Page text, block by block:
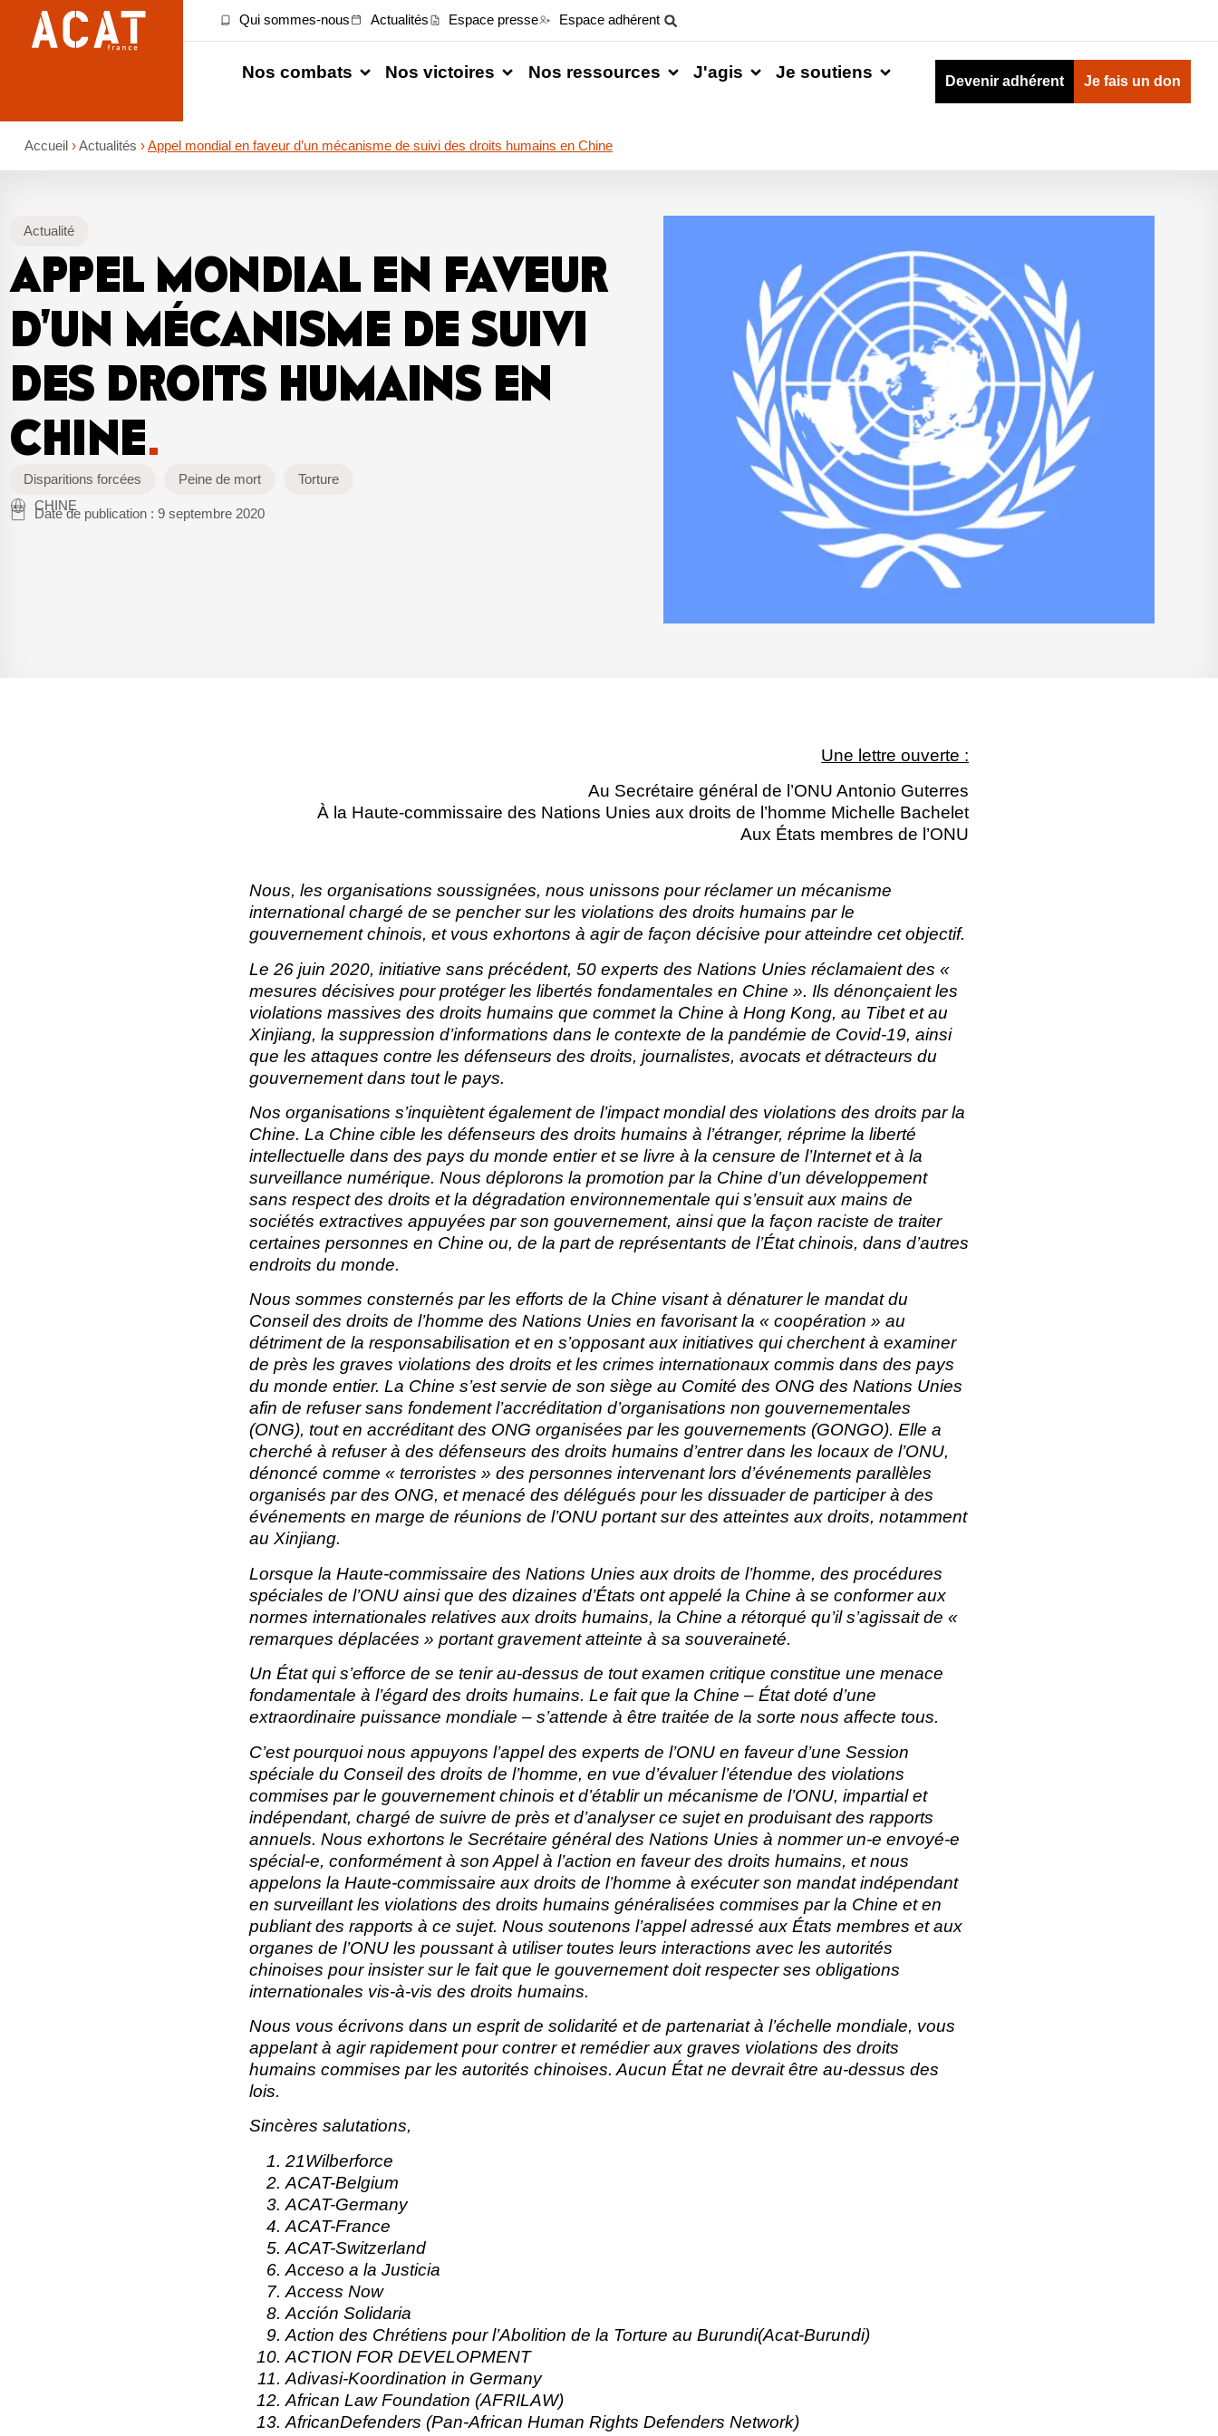
Qui sommes-nous Actualités Espace presse Espace adhérent
Nos combats Nos victoires Nos ressources J'agis Je soutiens Devenir adhérent Je fais un don
Accueil ›Actualités ›Appel mondial en faveur d’un mécanisme de suivi des droits humains en Chine
Actualité
APPEL MONDIAL EN FAVEUR
D’UN MÉCANISME DE SUIVI
DES DROITS HUMAINS EN
CHINE.
Disparitions forcées Peine de mort
Torture
CHINE
Date de publication : 9 septembre 2020
Une lettre ouverte :
Au Secrétaire général de l’ONU Antonio Guterres
À la Haute-commissaire des Nations Unies aux droits de l’homme Michelle Bachelet
Aux États membres de l’ONU
Nous, les organisations soussignées, nous unissons pour réclamer un mécanisme
international chargé de se pencher sur les violations des droits humains par le
gouvernement chinois, et vous exhortons à agir de façon décisive pour atteindre cet objectif.
Le 26 juin 2020, initiative sans précédent, 50 experts des Nations Unies réclamaient des «
mesures décisives pour protéger les libertés fondamentales en Chine ». Ils dénonçaient les
violations massives des droits humains que commet la Chine à Hong Kong, au Tibet et au
Xinjiang, la suppression d’informations dans le contexte de la pandémie de Covid-19, ainsi
que les attaques contre les défenseurs des droits, journalistes, avocats et détracteurs du
gouvernement dans tout le pays.
Nos organisations s’inquiètent également de l’impact mondial des violations des droits par la
Chine. La Chine cible les défenseurs des droits humains à l’étranger, réprime la liberté
intellectuelle dans des pays du monde entier et se livre à la censure de l’Internet et à la
surveillance numérique. Nous déplorons la promotion par la Chine d’un développement
sans respect des droits et la dégradation environnementale qui s’ensuit aux mains de
sociétés extractives appuyées par son gouvernement, ainsi que la façon raciste de traiter
certaines personnes en Chine ou, de la part de représentants de l’État chinois, dans d’autres
endroits du monde.
Nous sommes consternés par les efforts de la Chine visant à dénaturer le mandat du
Conseil des droits de l’homme des Nations Unies en favorisant la « coopération » au
détriment de la responsabilisation et en s’opposant aux initiatives qui cherchent à examiner
de près les graves violations des droits et les crimes internationaux commis dans des pays
du monde entier. La Chine s’est servie de son siège au Comité des ONG des Nations Unies
afin de refuser sans fondement l’accréditation d’organisations non gouvernementales
(ONG), tout en accréditant des ONG organisées par les gouvernements (GONGO). Elle a
cherché à refuser à des défenseurs des droits humains d’entrer dans les locaux de l’ONU,
dénoncé comme « terroristes » des personnes intervenant lors d’événements parallèles
organisés par des ONG, et menacé des délégués pour les dissuader de participer à des
événements en marge de réunions de l’ONU portant sur des atteintes aux droits, notamment
au Xinjiang.
Lorsque la Haute-commissaire des Nations Unies aux droits de l’homme, des procédures
spéciales de l’ONU ainsi que des dizaines d’États ont appelé la Chine à se conformer aux
normes internationales relatives aux droits humains, la Chine a rétorqué qu’il s’agissait de «
remarques déplacées » portant gravement atteinte à sa souveraineté.
Un État qui s’efforce de se tenir au-dessus de tout examen critique constitue une menace
fondamentale à l’égard des droits humains. Le fait que la Chine – État doté d’une
extraordinaire puissance mondiale – s’attende à être traitée de la sorte nous affecte tous.
C’est pourquoi nous appuyons l’appel des experts de l’ONU en faveur d’une Session
spéciale du Conseil des droits de l’homme, en vue d’évaluer l’étendue des violations
commises par le gouvernement chinois et d’établir un mécanisme de l’ONU, impartial et
indépendant, chargé de suivre de près et d’analyser ce sujet en produisant des rapports
annuels. Nous exhortons le Secrétaire général des Nations Unies à nommer un-e envoyé-e
spécial-e, conformément à son Appel à l’action en faveur des droits humains, et nous
appelons la Haute-commissaire aux droits de l’homme à exécuter son mandat indépendant
en surveillant les violations des droits humains généralisées commises par la Chine et en
publiant des rapports à ce sujet. Nous soutenons l’appel adressé aux États membres et aux
organes de l’ONU les poussant à utiliser toutes leurs interactions avec les autorités
chinoises pour insister sur le fait que le gouvernement doit respecter ses obligations
internationales vis-à-vis des droits humains.
Nous vous écrivons dans un esprit de solidarité et de partenariat à l’échelle mondiale, vous
appelant à agir rapidement pour contrer et remédier aux graves violations des droits
humains commises par les autorités chinoises. Aucun État ne devrait être au-dessus des
lois.
Sincères salutations,
21Wilberforce
ACAT-Belgium
ACAT-Germany
ACAT-France
ACAT-Switzerland
Acceso a la Justicia
Access Now
Acción Solidaria
Action des Chrétiens pour l’Abolition de la Torture au Burundi(Acat-Burundi)
ACTION FOR DEVELOPMENT
Adivasi-Koordination in Germany
African Law Foundation (AFRILAW)
AfricanDefenders (Pan-African Human Rights Defenders Network)